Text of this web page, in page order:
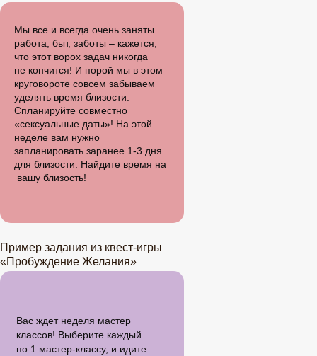
Мы все и всегда очень заняты…
работа, быт, заботы – кажется,
что этот ворох задач никогда
не кончится! И порой мы в этом
круговороте совсем забываем
уделять время близости.
Спланируйте совместно
«сексуальные даты»! На этой
неделе вам нужно
запланировать заранее 1-3 дня
для близости. Найдите время на
вашу близость!
Пример задания из квест-игры
«Пробуждение Желания»
Вас ждет неделя мастер
классов! Выберите каждый
по 1 мастер-классу, и идите